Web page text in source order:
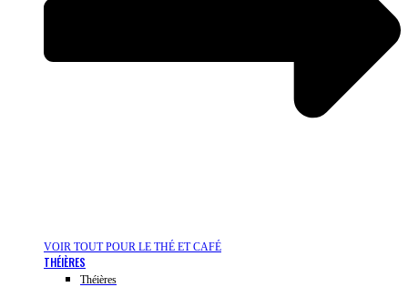
VOIR TOUT POUR LE THÉ ET CAFÉ
THÉIÈRES
Théières